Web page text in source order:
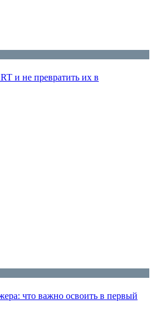
и не превратить их в
что важно освоить в первый